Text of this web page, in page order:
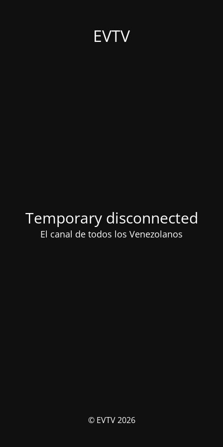
EVTV
Temporary disconnected
El canal de todos los Venezolanos
© EVTV 2026